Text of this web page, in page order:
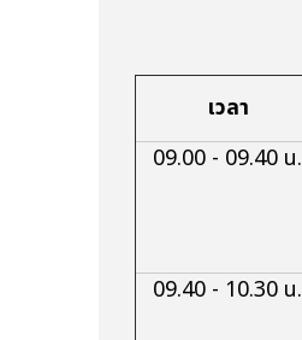
เวลา
09.00 - 09.40 น.
09.40 - 10.30 น.